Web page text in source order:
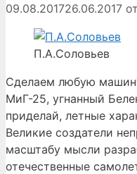
09.08.201726.06.2017 от
П.А.Соловьев
Сделаем любую
МиГ-25, угнанный
приделай, летные
Великие создатели
масштабу мысли
отечественные